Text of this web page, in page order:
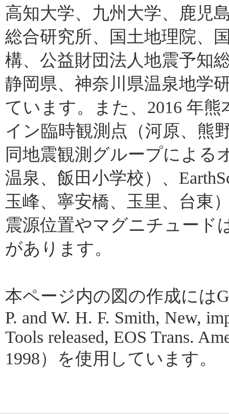
高知大学、九州大学、鹿児
総合研究所、国土地理院、
構、公益財団法人地震予知
静岡県、神奈川県温泉地学
ています。また、2016 年
イン臨時観測点（河原、熊
同地震観測グループによる
温泉、飯田小学校）、
玉峰、寧安橋、玉里、台東
震源位置やマグニチュード
があります。
本ページ内の図の作成には
P. and W. H. F. Smith, New,
Tools released, EOS Trans.
1998）を使用しています。